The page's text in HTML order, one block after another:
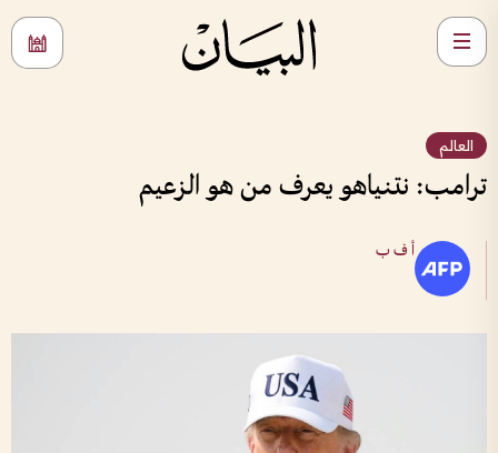
العالم
ترامب: نتنياهو يعرف من هو الزعيم
أ ف ب